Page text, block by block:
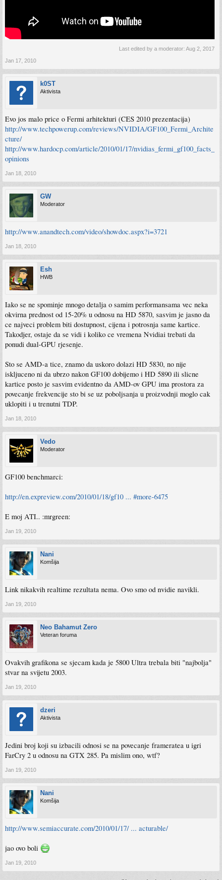
Last edited by a moderator: Aug 2, 2017
Jan 17, 2010
k0ST
Aktivista
Evo jos malo price o Fermi arhitekturi (CES 2010 prezentacija)
http://www.techpowerup.com/reviews/NVIDIA/GF100_Fermi_Archite
cture/
http://www.hardocp.com/article/2010/01/17/nvidias_fermi_gf100_facts_
opinions
Jan 18, 2010
GW
Moderator
http://www.anandtech.com/video/showdoc.aspx?i=3721
Jan 18, 2010
Esh
HWB
Iako se ne spominje mnogo detalja o samim performansama vec neka
okvirna prednost od 15-20% u odnosu na HD 5870, sasvim je jasno da
ce najveci problem biti dostupnost, cijena i potrosnja same kartice.
Takodjer, ostaje da se vidi i koliko ce vremena Nvidiai trebati da
ponudi dual-GPU rjesenje.
Sto se AMD-a tice, znamo da uskoro dolazi HD 5830, no nije
iskljuceno ni da ubrzo nakon GF100 dobijemo i HD 5890 ili slicne
kartice posto je sasvim evidentno da AMD-ov GPU ima prostora za
povecanje frekvencije sto bi se uz poboljsanja u proizvodnji moglo cak
uklopiti i u trenutni TDP.
Jan 18, 2010
Vedo
Moderator
GF100 benchmarci:
http://en.expreview.com/2010/01/18/gf10 ... #more-6475
E moj ATI.. :mrgreen:
Jan 19, 2010
Nani
Komšija
Link nikakvih realtime rezultata nema. Ovo smo od nvidie navikli.
Jan 19, 2010
Neo Bahamut Zero
Veteran foruma
Ovakvih grafikona se sjecam kada je 5800 Ultra trebala biti "najbolja"
stvar na svijetu 2003.
Jan 19, 2010
dzeri
Aktivista
Jedini broj koji su izbacili odnosi se na povecanje frameratea u igri
FarCry 2 u odnosu na GTX 285. Pa mislim ono, wtf?
Jan 19, 2010
Nani
Komšija
http://www.semiaccurate.com/2010/01/17/ ... acturable/
jao ovo boli
Jan 19, 2010